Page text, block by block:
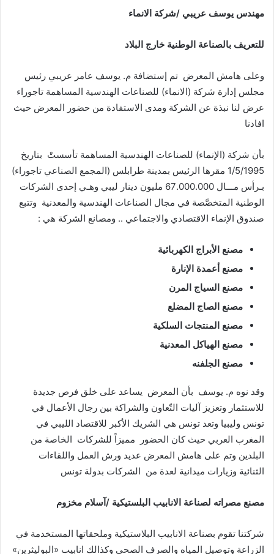
مهندس يوسف عريبي /شركة الانماء
للتعريف بالصناعة الوطنية خارج البلاد
وعلى هامش المعرض تم إستضافة م. يوسف عامر عريبي رئيس
مجلس إدارة شركة (الانماء) للصناعات الهندسية المساهمة تاجوراء
عرض لنا نبذة عن الشركة ومدى الاستفادة من حضور المعرض حيث
افادنا
بأن شركة (الإنماء) للصناعات الهندسية المساهمة تأسستْ بتاريخ
1/5/1995 مقرها الرئيس بمدينة طرابلس (المجمع الصناعي تاجوراء)
بـرأس مـــال 67.000.000 مليون دينار ليبي وهـي إحدى الشركات
الوطنية المتخصَّصة في مجال الصناعات الهندسية والمعدنية وتتبع
صندوق الإنماء الاقتصادي والاجتماعي .. ومصانع الشركة هي :
مصنع الأبراج الكهربائية
مصنع أعمدة الإنارة
مصنع السياج المرن
مصنع الصاج المضلع
مصنع المنتجات السلكية
مصنع الهياكل المعدنية
مصنع الجلفنه
وقد نوه م. يوسف بأن المعرض يساعد على خلق فرص جديدة
للاستثمار وتعزيز آليات التّعاون والشراكة بين رجال الأعمال في
تونس وليبيا وتعد تونس هي الشريك الأكبر للاقتصاد الليبي في
المغرب العربي حيث كان الحضور مميزاً للشركات الخاصة من
البلدين وتم على هامش المعرض عديد ورش العمل واللقاءات
الثنائية وزيارات ميدانية لعدة من الشركات بدولة تونس
مصنع مصراته لصناعة الانابيب البلستيكية /آسلام مخزوم
شركتنا تقوم بصناعة الانابيب البلاستيكية وملحقاتها المستخدمة في
الزراعة وتوصيل المياه والصرف الصحي وكذالك انابيب «البوليثرين»